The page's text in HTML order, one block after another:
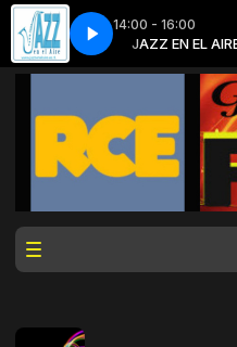
14:00 - 16:00
Henares JAZZ EN EL